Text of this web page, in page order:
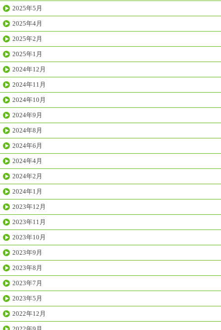
2025年5月
2025年4月
2025年2月
2025年1月
2024年12月
2024年11月
2024年10月
2024年9月
2024年8月
2024年6月
2024年4月
2024年2月
2024年1月
2023年12月
2023年11月
2023年10月
2023年9月
2023年8月
2023年7月
2023年5月
2022年12月